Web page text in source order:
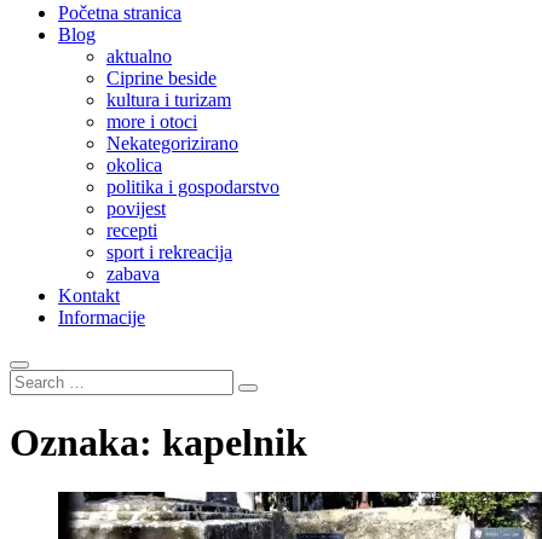
Početna stranica
Blog
aktualno
Ciprine beside
kultura i turizam
more i otoci
Nekategorizirano
okolica
politika i gospodarstvo
povijest
recepti
sport i rekreacija
zabava
Kontakt
Informacije
Search
…
Oznaka: kapelnik